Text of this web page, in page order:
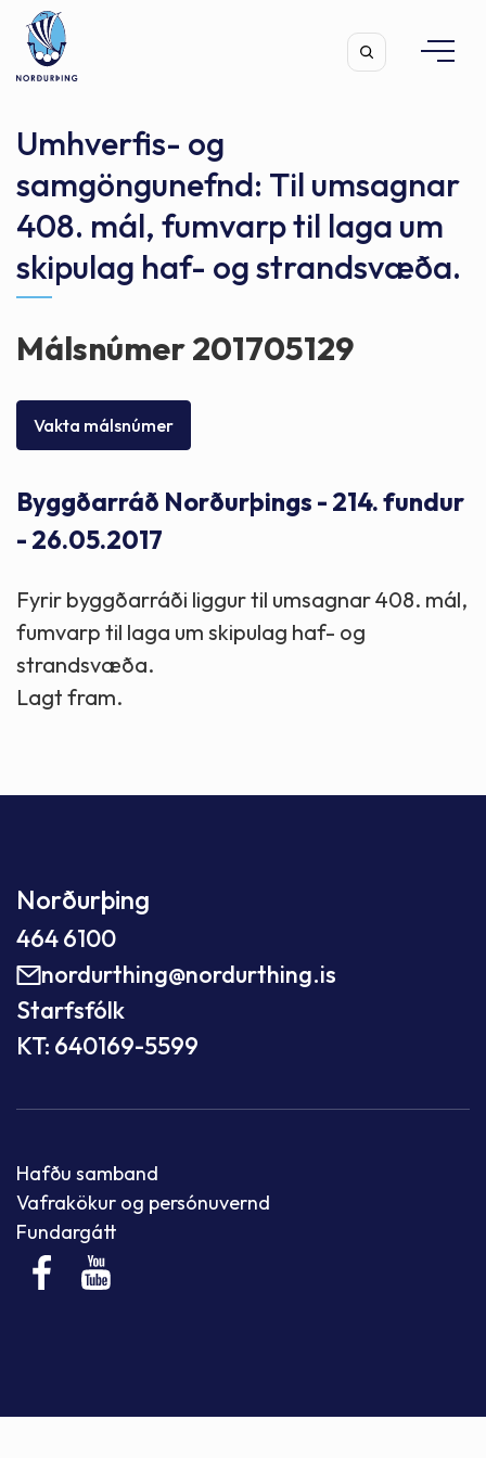
Leita
Umhverfis- og
samgöngunefnd: Til umsagnar
408. mál, fumvarp til laga um
skipulag haf- og strandsvæða.
Málsnúmer 201705129
Vakta málsnúmer
Byggðarráð Norðurþings - 214. fundur
- 26.05.2017
Fyrir byggðarráði liggur til umsagnar 408. mál,
fumvarp til laga um skipulag haf- og
strandsvæða.
Lagt fram.
Norðurþing
464 6100
nordurthing@nordurthing.is
Starfsfólk
KT: 640169-5599
Hafðu samband
Vafrakökur og persónuvernd
Fundargátt